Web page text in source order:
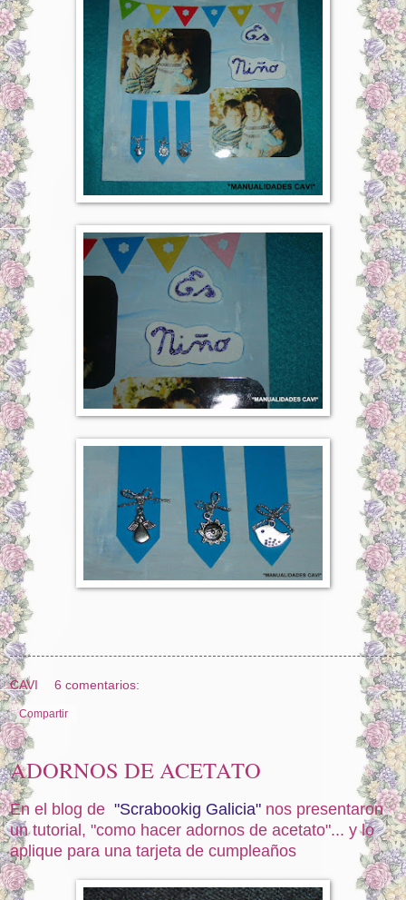
CAVI 6 comentarios:
Compartir
ADORNOS DE ACETATO
En el blog de "Scrabookig Galicia" nos presentaron
un tutorial, "como hacer adornos de acetato"... y lo
aplique para una tarjeta de cumpleaños